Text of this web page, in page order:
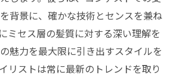
背景に、確かな技術とセンスを兼ね
ミセス層の髪質に対する深い理解を
魅力を最大限に引き出すスタイルを
リストは常に最新のトレンドを取り